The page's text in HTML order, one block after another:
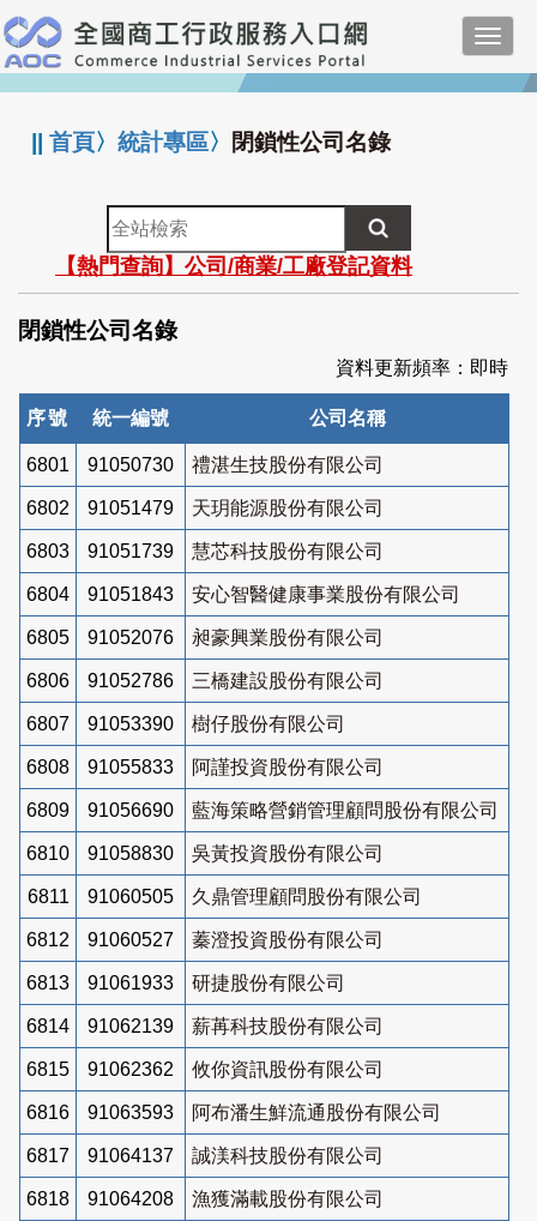
跳
到
主
要
:::
||首頁〉統計專區〉 閉鎖性公司名錄
全
站
檢
索
【熱門查詢】公司/商業/工廠登記資料
閉鎖性公司名錄
資料更新頻率：即時
序號 統一編號 公司名稱
6801 91050730 禮湛生技股份有限公司
6802 91051479 天玥能源股份有限公司
6803 91051739 慧芯科技股份有限公司
6804 91051843 安心智醫健康事業股份有限公司
6805 91052076 昶豪興業股份有限公司
6806 91052786 三橋建設股份有限公司
6807 91053390 樹仔股份有限公司
6808 91055833 阿謹投資股份有限公司
6809 91056690 藍海策略營銷管理顧問股份有限公司
6810 91058830 吳黃投資股份有限公司
6811 91060505 久鼎管理顧問股份有限公司
6812 91060527 蓁澄投資股份有限公司
6813 91061933 研捷股份有限公司
6814 91062139 薪苒科技股份有限公司
6815 91062362 攸你資訊股份有限公司
6816 91063593 阿布潘生鮮流通股份有限公司
6817 91064137 誠渼科技股份有限公司
6818 91064208 漁獲滿載股份有限公司